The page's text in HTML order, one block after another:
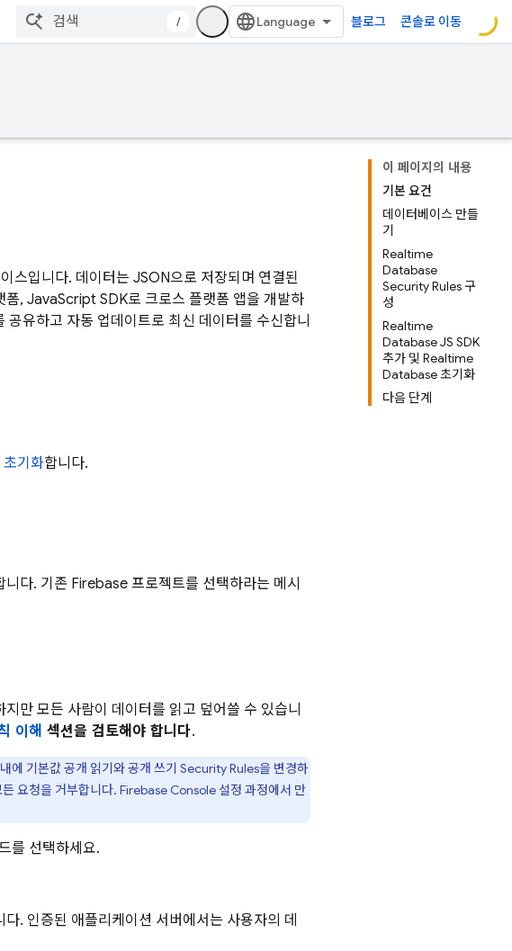
/ 블로그 콘솔로 이동
이 페이지의 내용
기본 요건
데이터베이스 만들
기
Realtime
Database
Security Rules 구
성
Realtime
Database JS SDK
추가 및 Realtime
Database 초기화
다음 단계
스입니다. 데이터는 JSON으로 저장되며 연결된
, JavaScript SDK로 크로스 플랫폼 앱을 개발하
유하고 자동 업데이트로 최신 데이터를 수신합니
기화합니다.
니다. 기존 Firebase 프로젝트를 선택하라는 메시
만 모든 사람이 데이터를 읽고 덮어쓸 수 있습니
이해 섹션을 검토해야 합니다.
에 기본값 공개 읽기와 공개 쓰기 Security Rules을 변경하
요청을 거부합니다. Firebase Console 설정 과정에서 만
를 선택하세요.
. 인증된 애플리케이션 서버에서는 사용자의 데